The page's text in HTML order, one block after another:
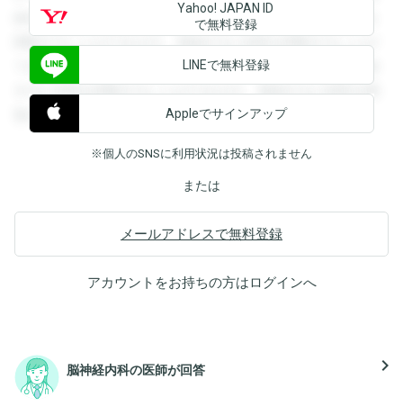
録すると回答を閲覧することができます。登録すると回答を
閲覧することができます。登録すると回答を閲覧することが
できます。登録すると回答を閲覧することができます。登録
すると回答を閲覧することができます。登録すると回答を閲
覧することができます。
Yahoo! JAPAN ID
で無料登録
LINEで無料登録
Appleでサインアップ
※個人のSNSに利用状況は投稿されません
または
メールアドレスで無料登録
アカウントをお持ちの方はログインへ
脳神経内科の医師が回答 navigate_next